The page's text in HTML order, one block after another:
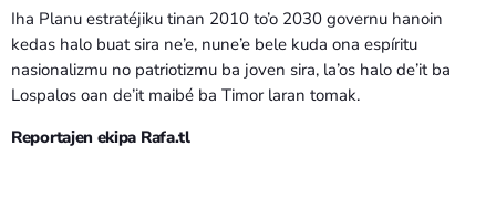
Iha Planu estratéjiku tinan 2010 to’o 2030 governu hanoin
kedas halo buat sira ne’e, nune’e bele kuda ona espíritu
nasionalizmu no patriotizmu ba joven sira, la’os halo de’it ba
Lospalos oan de’it maibé ba Timor laran tomak.
Reportajen ekipa Rafa.tl